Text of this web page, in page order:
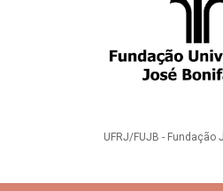
UFRJ/FUJB -